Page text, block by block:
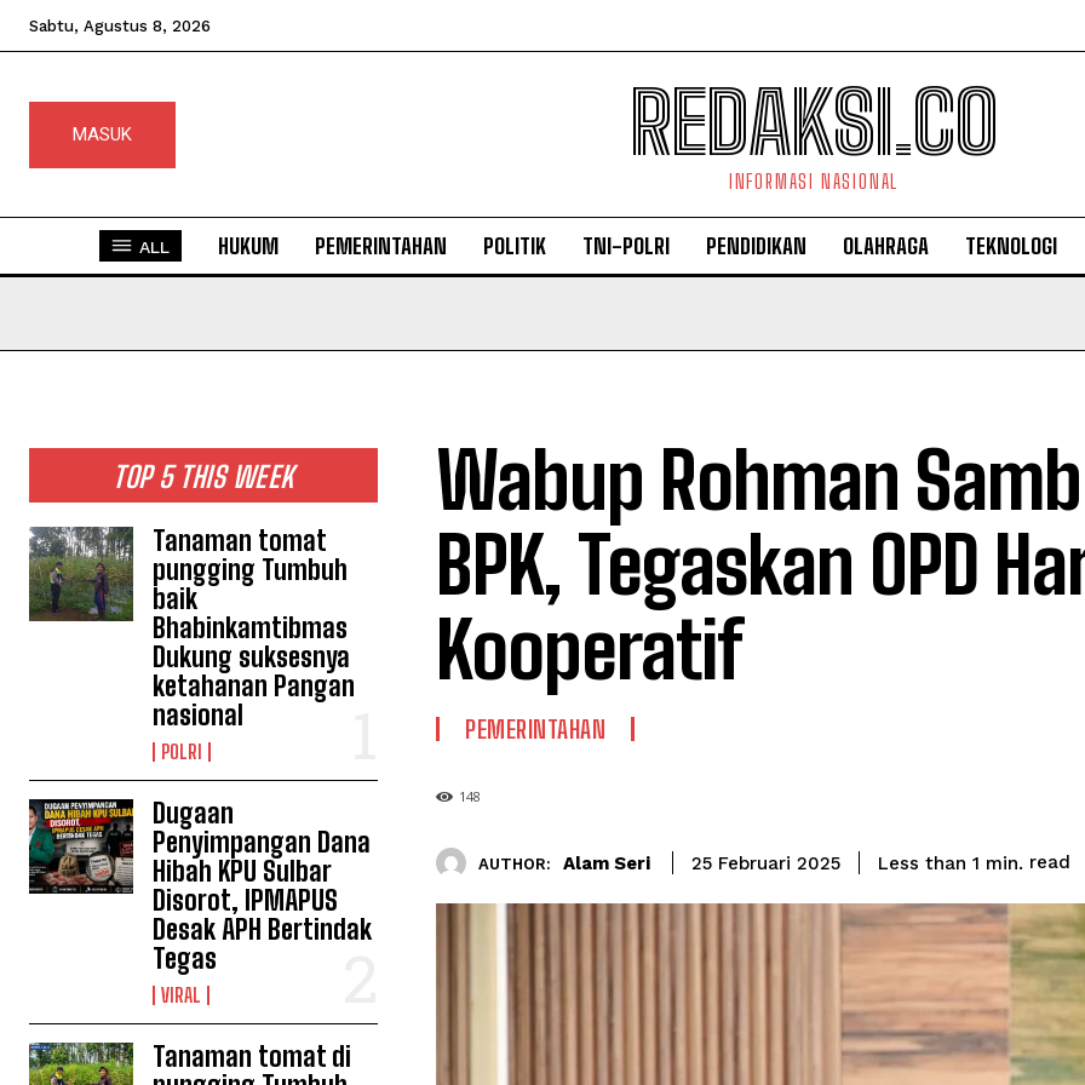
Sabtu, Agustus 8, 2026
MASUK REDAKSI.CO
INFORMASI NASIONAL
ALL HUKUM PEMERINTAHAN POLITIK TNI-POLRI PENDIDIKAN OLAHRAGA TEKNOLOGI
TOP 5 THIS WEEK
Tanaman tomat
pungging Tumbuh
baik
Bhabinkamtibmas
Dukung suksesnya
ketahanan Pangan
nasional
POLRI
Dugaan
Penyimpangan Dana
Hibah KPU Sulbar
Disorot, IPMAPUS
Desak APH Bertindak
Tegas
VIRAL
Tanaman tomat di
Wabup Rohman
BPK, Tegaskan OPD
Kooperatif
PEMERINTAHAN
148
AUTHOR: Alam Seri 25 Februari 2025 Less than 1 min. read